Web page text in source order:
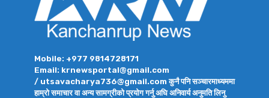
Mobile: +977 9814728171
Email: krnewsportal@gmail.com
/ utsavacharya736@gmail.com कुनै पनि सञ्चारमाध्यममा
हाम्रो समाचार वा अन्य सामग्रीको प्रयोग गर्नु अघि अनिवार्य अनुमति लिनु